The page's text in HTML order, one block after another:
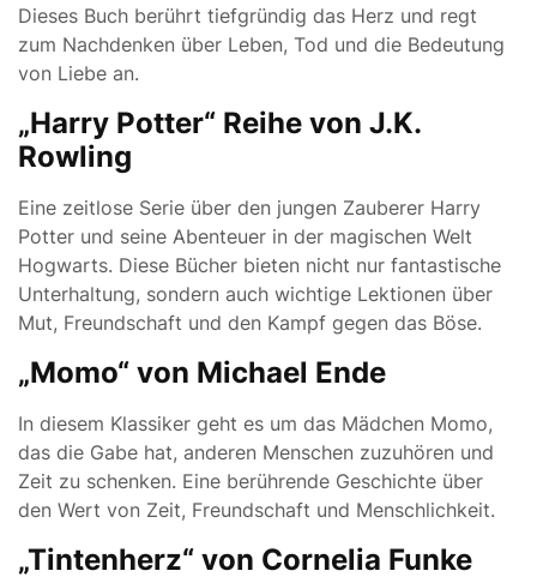
Dieses Buch berührt tiefgründig das Herz und regt
zum Nachdenken über Leben, Tod und die Bedeutung
von Liebe an.
„Harry Potter“ Reihe von J.K.
Rowling
Eine zeitlose Serie über den jungen Zauberer Harry
Potter und seine Abenteuer in der magischen Welt
Hogwarts. Diese Bücher bieten nicht nur fantastische
Unterhaltung, sondern auch wichtige Lektionen über
Mut, Freundschaft und den Kampf gegen das Böse.
„Momo“ von Michael Ende
In diesem Klassiker geht es um das Mädchen Momo,
das die Gabe hat, anderen Menschen zuzuhören und
Zeit zu schenken. Eine berührende Geschichte über
den Wert von Zeit, Freundschaft und Menschlichkeit.
„Tintenherz“ von Cornelia Funke